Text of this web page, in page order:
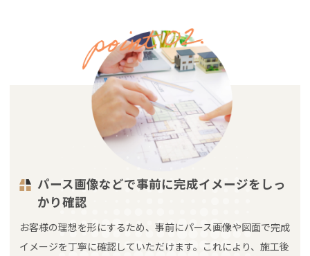
パース画像などで事前に完成イメージをしっ
かり確認
お客様の理想を形にするため、事前にパース画像や図面で完成
イメージを丁寧に確認していただけます。これにより、施工後